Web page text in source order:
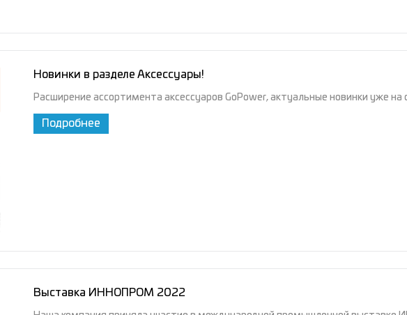
Новинки в разделе Аксессуары!
Расширение ассортимента аксессуаров GoPower, актуальные новинки уже на
Подробнее
Выставка ИННОПРОМ 2022